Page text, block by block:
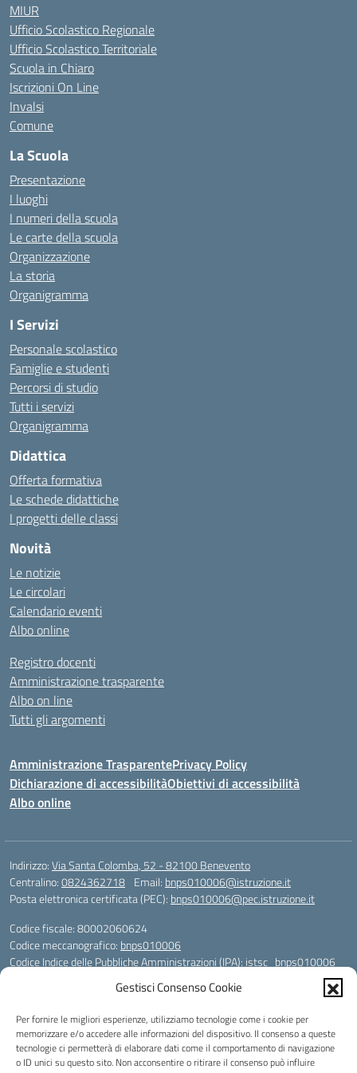
Gestisci Consenso Cookie
Per fornire le migliori esperienze, utilizziamo tecnologie come i cookie per
memorizzare e/o accedere alle informazioni del dispositivo. Il consenso a queste
tecnologie ci permetterà di elaborare dati come il comportamento di navigazione
o ID unici su questo sito. Non acconsentire o ritirare il consenso può influire
MIUR
Ufficio Scolastico Regionale
Ufficio Scolastico Territoriale
Scuola in Chiaro
Iscrizioni On Line
Invalsi
Comune
La Scuola
Presentazione
I luoghi
I numeri della scuola
Le carte della scuola
Organizzazione
La storia
Organigramma
I Servizi
Personale scolastico
Famiglie e studenti
Percorsi di studio
Tutti i servizi
Organigramma
Didattica
Offerta formativa
Le schede didattiche
I progetti delle classi
Novità
Le notizie
Le circolari
Calendario eventi
Albo online
Registro docenti
Amministrazione trasparente
Albo on line
Tutti gli argomenti
Amministrazione TrasparentePrivacy Policy
Dichiarazione di accessibilitàObiettivi di accessibilità
Albo online
Indirizzo:Via Santa Colomba, 52 - 82100 Benevento
Centralino:0824362718 Email: bnps010006@istruzione.it
Posta elettronica certificata (PEC): bnps010006@pec.istruzione.it
Codice fiscale: 80002060624
Codice meccanografico: bnps010006
Codice Indice delle Pubbliche Amministrazioni (IPA): istsc_bnps010006
Codice Univoco per le fatture elettroniche: UFHWS5
Liceo Scientifico "Gaetano Rummo"
Conto Corrente Bancario (C.C.B.):